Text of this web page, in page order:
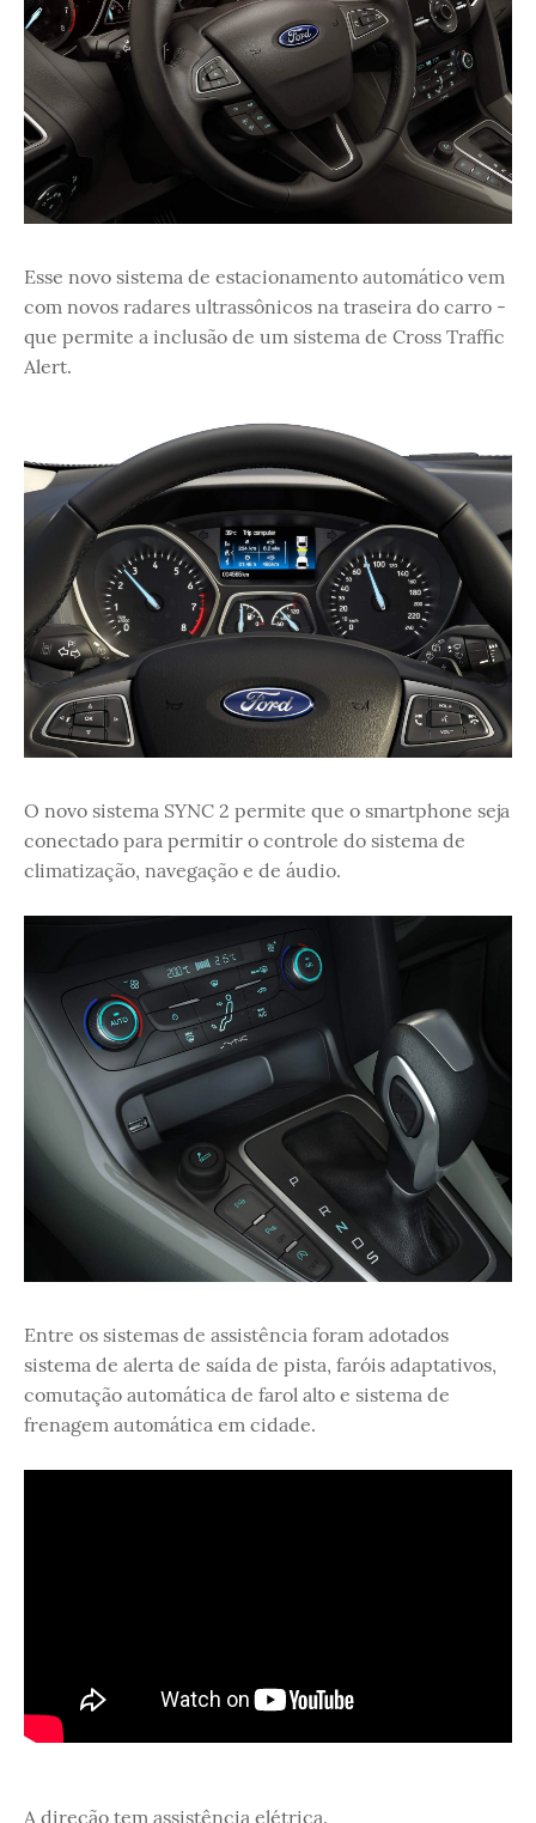
Esse novo sistema de estacionamento automático vem
com novos radares ultrassônicos na traseira do carro -
que permite a inclusão de um sistema de Cross Traffic
Alert.
O novo sistema SYNC 2 permite que o smartphone seja
conectado para permitir o controle do sistema de
climatização, navegação e de áudio.
Entre os sistemas de assistência foram adotados
sistema de alerta de saída de pista, faróis adaptativos,
comutação automática de farol alto e sistema de
frenagem automática em cidade.
A direção tem assistência elétrica.